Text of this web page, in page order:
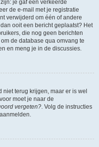
je gaf een verkeerde
de e-mail met je registratie
verwijderd om één of andere
ooit een bericht geplaatst? Het
die nog geen berichten
de database qua omvang te
en meng je in de discussies.
terug krijgen, maar er is wel
moet je naar de
vergeten?. Volg de instructies